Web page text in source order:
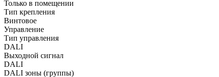
Только в помещении
Тип крепления
Винтовое
Управление
Тип управления
DALI
Выходной сигнал
DALI
DALI зоны (группы)